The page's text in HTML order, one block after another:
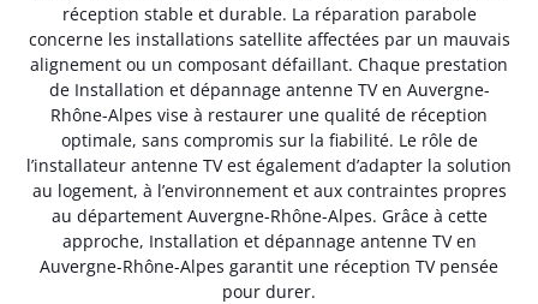
réception stable et durable. La réparation parabole
concerne les installations satellite affectées par un mauvais
alignement ou un composant défaillant. Chaque prestation
de Installation et dépannage antenne TV en Auvergne-
Rhône-Alpes vise à restaurer une qualité de réception
optimale, sans compromis sur la fiabilité. Le rôle de
l’installateur antenne TV est également d’adapter la solution
au logement, à l’environnement et aux contraintes propres
au département Auvergne-Rhône-Alpes. Grâce à cette
approche, Installation et dépannage antenne TV en
Auvergne-Rhône-Alpes garantit une réception TV pensée
pour durer.